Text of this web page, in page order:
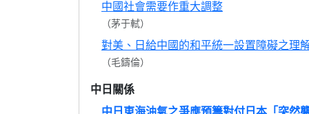
中國社會需要作重大調整
（茅于軾）
對美、日給中國的和平統一設置障礙之理
（毛鑄倫）
中日關係